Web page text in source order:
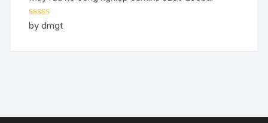
Rated5out
of 5
by dmgt